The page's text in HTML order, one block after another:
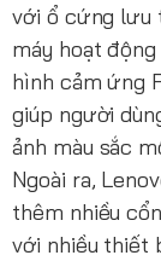
với ổ cứng lưu
máy hoạt
hình cảm ứng
giúp người
ảnh màu sắc
Ngoài ra,
thêm nhiều
với nhiều thiết